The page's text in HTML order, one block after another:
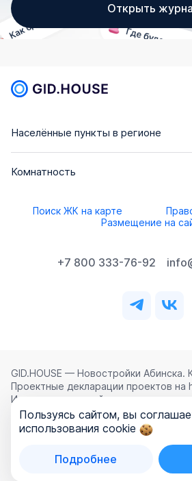
Открыть
Населённые пункты в регионе
Комнатность
Поиск ЖК на карте
Размещение на
+7 800 333-76-92
GID.HOUSE — Новостройки Абинска.
Проектные декларации проектов
Использование сайта означает
соглашением ,Политикой
Политикой обработки персональных
ООО «ГИД.ХАУЗ»
Пользуясь сайтом, вы
использования cookie
Подробнее